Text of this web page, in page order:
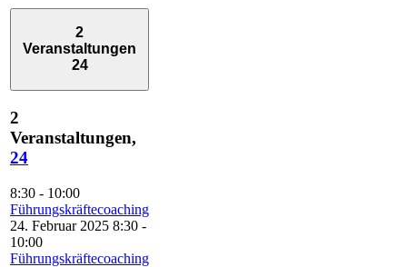
2
Veranstaltungen
24
2
Veranstaltungen,
24
8:30 - 10:00
Führungskräftecoaching
24. Februar 2025 8:30 -
10:00
Führungskräftecoaching